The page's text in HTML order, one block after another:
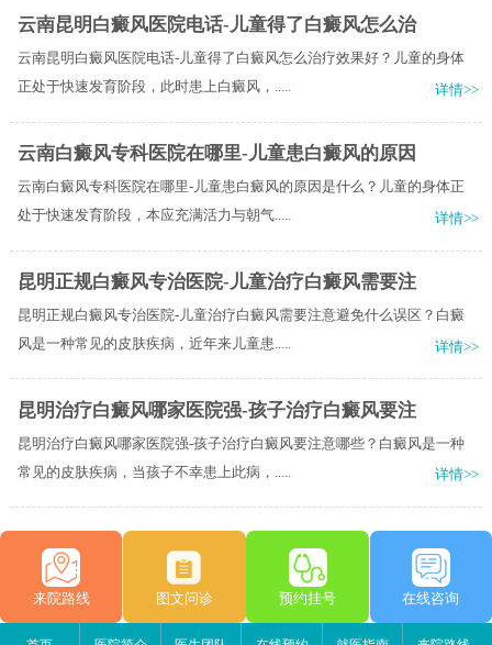
云南昆明白癜风医院电话-儿童得了白癜风怎么治
云南昆明白癜风医院电话-儿童得了白癜风怎么治疗效果好？儿童的身体
正处于快速发育阶段，此时患上白癜风，.....
详情>>
云南白癜风专科医院在哪里-儿童患白癜风的原因
云南白癜风专科医院在哪里-儿童患白癜风的原因是什么？儿童的身体正
处于快速发育阶段，本应充满活力与朝气.....
详情>>
昆明正规白癜风专治医院-儿童治疗白癜风需要注
昆明正规白癜风专治医院-儿童治疗白癜风需要注意避免什么误区？白癜
风是一种常见的皮肤疾病，近年来儿童患.....
详情>>
昆明治疗白癜风哪家医院强-孩子治疗白癜风要注
昆明治疗白癜风哪家医院强-孩子治疗白癜风要注意哪些？白癜风是一种
常见的皮肤疾病，当孩子不幸患上此病，.....
详情>>
来院路线 图文问诊 预约挂号 在线咨询